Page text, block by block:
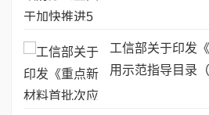
工信部关于印发
用示范指导目录